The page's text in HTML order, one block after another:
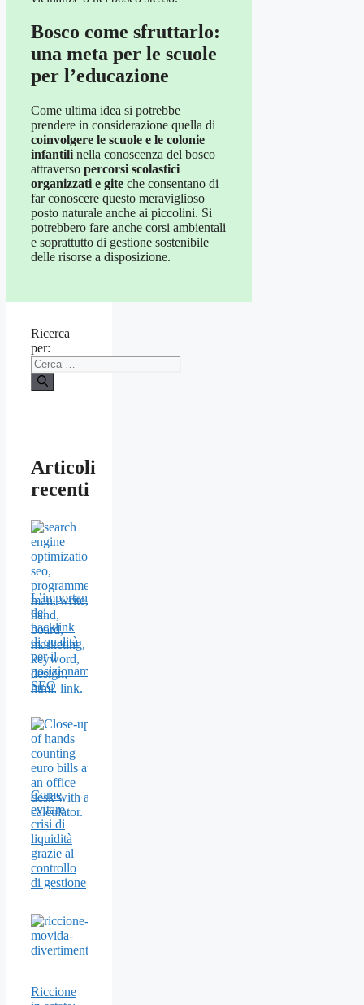
Bosco come sfruttarlo:
una meta per le scuole
per l’educazione
Come ultima idea si potrebbe
prendere in considerazione quella di
coinvolgere le scuole e le colonie
infantili nella conoscenza del bosco
attraverso percorsi scolastici
organizzati e gite che consentano di
far conoscere questo meraviglioso
posto naturale anche ai piccolini. Si
potrebbero fare anche corsi ambientali
e soprattutto di gestione sostenibile
delle risorse a disposizione.
Ricerca
per:
Articoli
recenti
L’importanza
dei
backlink
di qualità
per il
posizionamento
SEO
Come
evitare
crisi di
liquidità
grazie al
controllo
di gestione
Riccione